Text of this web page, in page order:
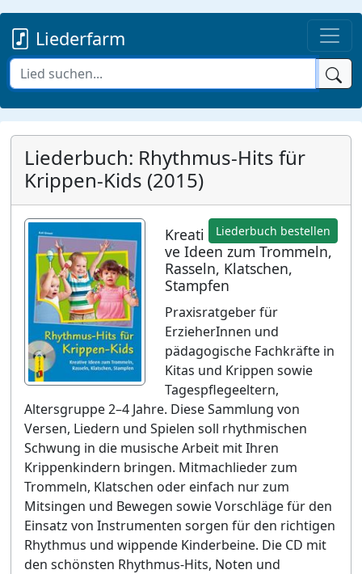
Liederfarm
Liederbuch: Rhythmus-Hits für
Krippen-Kids (2015)
Liederbuch bestellen
Kreati
ve Ideen zum Trommeln,
Rasseln, Klatschen,
Stampfen
Praxisratgeber für
ErzieherInnen und
pädagogische Fachkräfte in
Kitas und Krippen sowie
Tagespflegeeltern,
Altersgruppe 2–4 Jahre. Diese Sammlung von
Versen, Liedern und Spielen soll rhythmischen
Schwung in die musische Arbeit mit Ihren
Krippenkindern bringen. Mitmachlieder zum
Trommeln, Klatschen oder einfach nur zum
Mitsingen und Bewegen sowie Vorschläge für den
Einsatz von Instrumenten sorgen für den richtigen
Rhythmus und wippende Kinderbeine. Die CD mit
den schönsten Rhythmus-Hits, Noten und